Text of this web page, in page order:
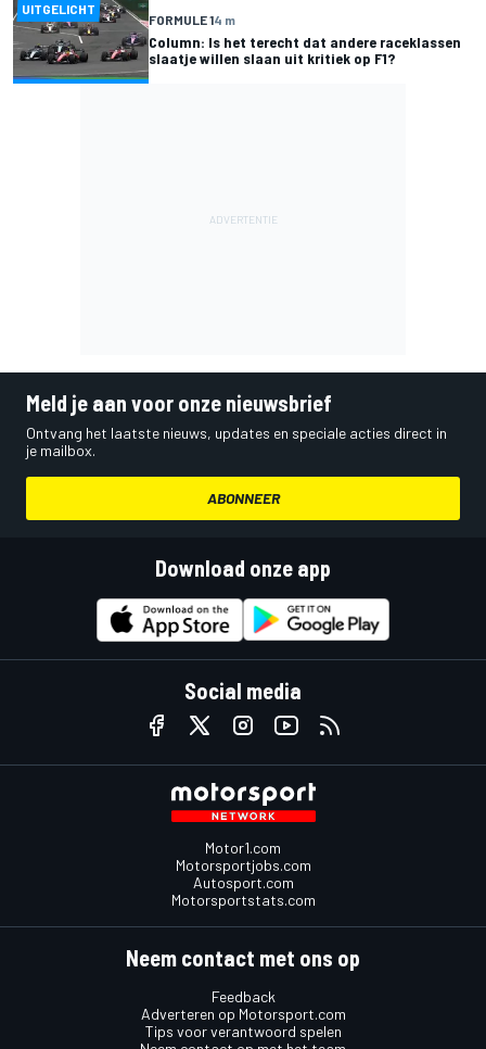
UITGELICHT
FORMULE 14 m
Column: Is het terecht dat andere raceklassen
slaatje willen slaan uit kritiek op F1?
Meld je aan voor onze nieuwsbrief
Ontvang het laatste nieuws, updates en speciale acties direct in
je mailbox.
ABONNEER
Download onze app
Social media
Motor1.com
Motorsportjobs.com
Autosport.com
Motorsportstats.com
Neem contact met ons op
Feedback
Adverteren op Motorsport.com
Tips voor verantwoord spelen